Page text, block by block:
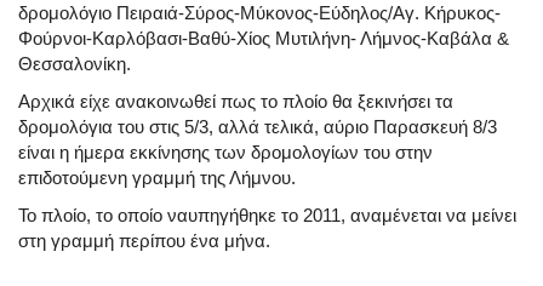
δρομολόγιο Πειραιά-Σύρος-Μύκονος-Εύδηλος/Αγ. Κήρυκος-
Φούρνοι-Καρλόβασι-Βαθύ-Χίος Μυτιλήνη- Λήμνος-Καβάλα &
Θεσσαλονίκη.
Αρχικά είχε ανακοινωθεί πως το πλοίο θα ξεκινήσει τα
δρομολόγια του στις 5/3, αλλά τελικά, αύριο Παρασκευή 8/3
είναι η ήμερα εκκίνησης των δρομολογίων του στην
επιδοτούμενη γραμμή της Λήμνου.
Το πλοίο, το οποίο ναυπηγήθηκε το 2011, αναμένεται να μείνει
στη γραμμή περίπου ένα μήνα.